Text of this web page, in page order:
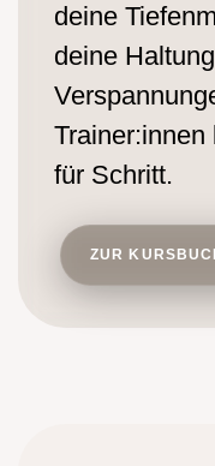
deine
deine
für Schritt.
ZUR